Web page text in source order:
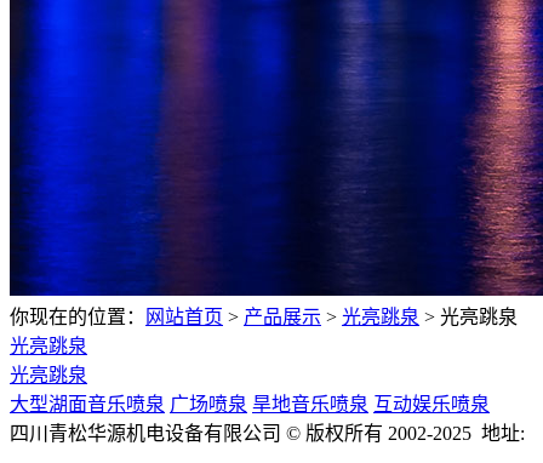
你现在的位置： 网站首页 > 产品展示 > 光亮跳泉 > 光亮跳泉
光亮跳泉
光亮跳泉
大型湖面音乐喷泉 广场喷泉 旱地音乐喷泉 互动娱乐喷泉
四川青松华源机电设备有限公司 © 版权所有 2002-2025 地址: